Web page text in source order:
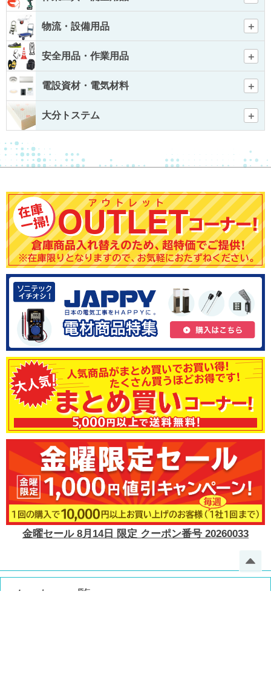
物流・設備用品
安全用品・作業用品
電設資材・電気材料
大分トステム
金曜セール 8月14日 限定 クーポン番号 20260033
メーカー一覧